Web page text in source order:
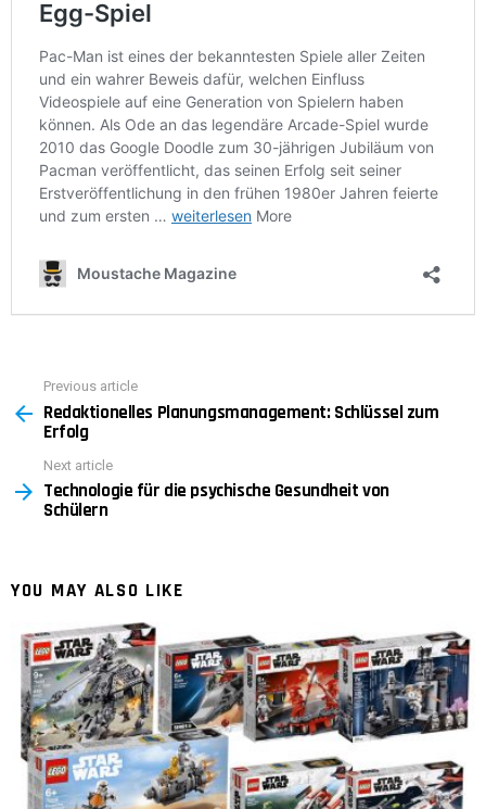
more
Previous article
Redaktionelles Planungsmanagement: Schlüssel zum
Erfolg
Next article
Technologie für die psychische Gesundheit von
Schülern
YOU MAY ALSO LIKE